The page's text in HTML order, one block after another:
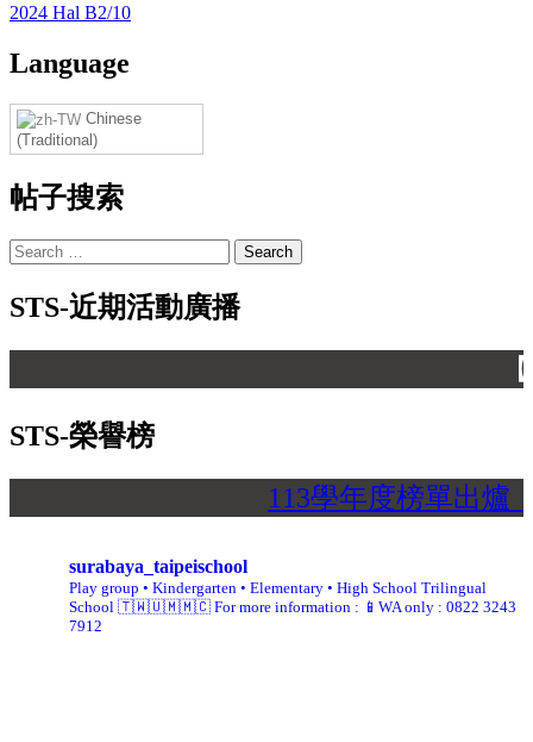
2024 Hal B2/10
Language
Chinese
(Traditional)
帖子搜索
Search
for:
STS-近期活動廣播
【
STS-榮譽榜
113學年度榜單出爐
surabaya_taipeischool
Play group • Kindergarten • Elementary • High School Trilingual
School 🇹🇼🇺🇲🇲🇨 For more information : 📱WA only : 0822 3243
7912